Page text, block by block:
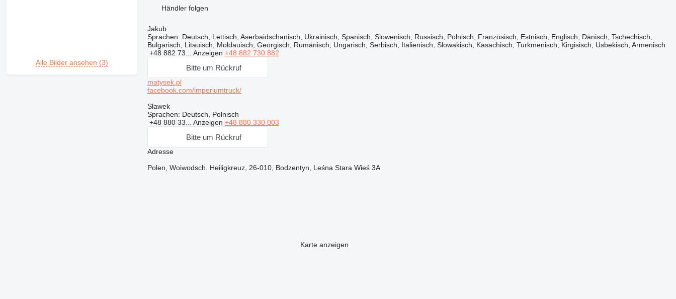
Alle Bilder ansehen (3)
Händler folgen
Jakub
Sprachen: Deutsch, Lettisch, Aserbaidschanisch, Ukrainisch, Spanisch, Slowenisch, Russisch, Polnisch, Französisch, Estnisch, Englisch, Dänisch, Tschechisch,
Bulgarisch, Litauisch, Moldauisch, Georgisch, Rumänisch, Ungarisch, Serbisch, Italienisch, Slowakisch, Kasachisch, Turkmenisch, Kirgisisch, Usbekisch, Armenisch
+48 882 73... Anzeigen +48 882 730 882
Bitte um Rückruf
matysek.pl
facebook.com/imperiumtruck/
Sławek
Sprachen: Deutsch, Polnisch
+48 880 33... Anzeigen +48 880 330 003
Bitte um Rückruf
Adresse
Polen, Woiwodsch. Heiligkreuz, 26-010, Bodzentyn, Leśna Stara Wieś 3A
Karte anzeigen